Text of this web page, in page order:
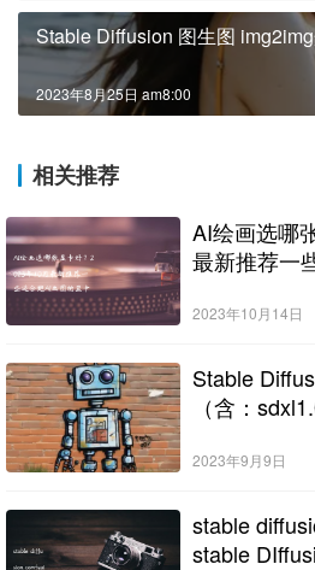
Stable Diffusion 图生图
2023年8月25日 am8:00
相关推荐
AI绘画选哪
最新推荐一
2023年10月14日
Stable
（含：
2023年9月9日
stable
stable